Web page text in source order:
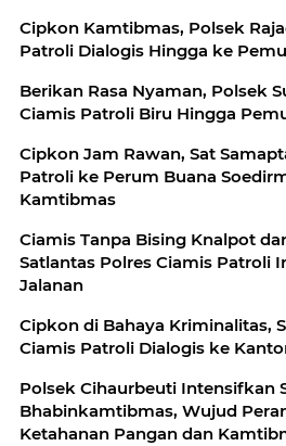
Cipkon Kamtibmas, Polsek
Patroli Dialogis Hingga ke
Berikan Rasa Nyaman, Polsek
Ciamis Patroli Biru Hingga
Cipkon Jam Rawan, Sat
Patroli ke Perum Buana
Kamtibmas
Ciamis Tanpa Bising Knalpot
Satlantas Polres Ciamis Patroli
Jalanan
Cipkon di Bahaya Kriminalitas,
Ciamis Patroli Dialogis ke
Polsek Cihaurbeuti Intensifkan
Bhabinkamtibmas, Wujud
Ketahanan Pangan dan